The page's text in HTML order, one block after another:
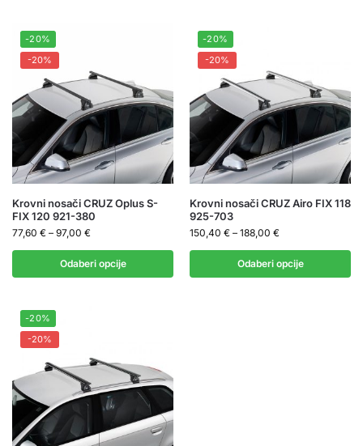
-20%
-20%
Krovni nosači CRUZ Oplus S-
FIX 120 921-380
77,60 € – 97,00 €
Odaberi opcije
-20%
-20%
Krovni nosači CRUZ Airo FIX 118
925-703
150,40 € – 188,00 €
Odaberi opcije
-20%
-20%